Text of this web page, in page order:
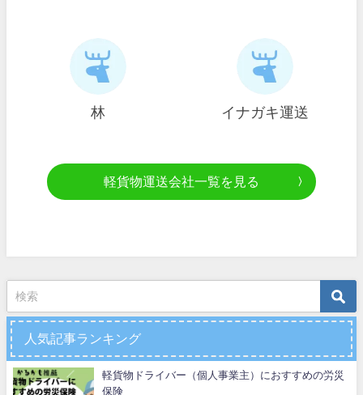
林 イナガキ運送
軽貨物運送会社一覧を見る
人気記事ランキング
軽貨物ドライバー（個人事業主）におすすめの労災
保険